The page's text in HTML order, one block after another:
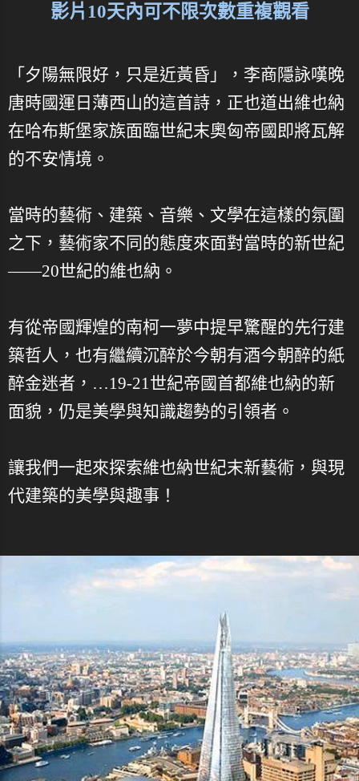
影片10天內可不限次數重複觀看
「夕陽無限好，只是近黃昏」，李商隱詠嘆晚
唐時國運日薄西山的這首詩，正也道出維也納
在哈布斯堡家族面臨世紀末奧匈帝國即將瓦解
的不安情境。
當時的藝術、建築、音樂、文學在這樣的氛圍
之下，藝術家不同的態度來面對當時的新世紀
——20世紀的維也納。
有從帝國輝煌的南柯一夢中提早驚醒的先行建
築哲人，也有繼續沉醉於今朝有酒今朝醉的紙
醉金迷者，…19-21世紀帝國首都維也納的新
面貌，仍是美學與知識趨勢的引領者。
讓我們一起來探索維也納世紀末新藝術，與現
代建築的美學與趣事！